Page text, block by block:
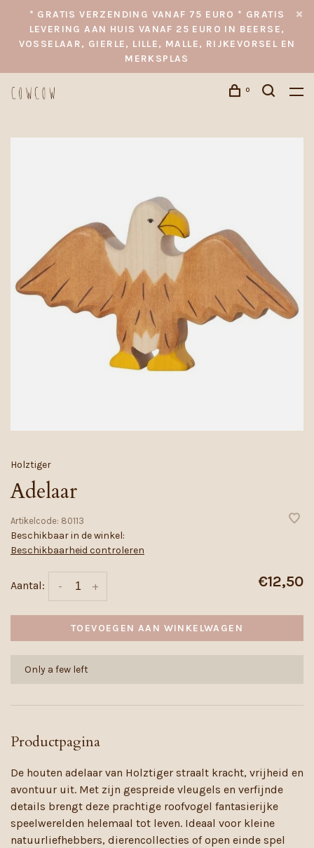
* GRATIS VERZENDING VANAF 75 EURO * GRATIS
LEVERING AAN HUIS VANAF 25 EURO IN BEERSE,
VOSSELAAR, GIERLE, LILLE, MALLE, RIJKEVORSEL EN
MERKSPLAS
0
Holztiger
Adelaar
Artikelcode: 80113
Beschikbaar in de winkel:
Beschikbaarheid controleren
Aantal: +
- €12,50
TOEVOEGEN AAN WINKELWAGEN
Only a few left
Productpagina
De houten adelaar van Holztiger straalt kracht, vrijheid en
avontuur uit. Met zijn gespreide vleugels en verfijnde
details brengt deze prachtige roofvogel fantasierijke
speelwerelden helemaal tot leven. Ideaal voor kleine
natuurliefhebbers, dierencollecties of open einde spel